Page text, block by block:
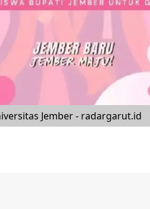
Jember - radargarut.id